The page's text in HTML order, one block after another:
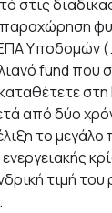
στις
παραχώρηση
Υποδομών
fund που
από δύο
το μεγάλο
τιμή του